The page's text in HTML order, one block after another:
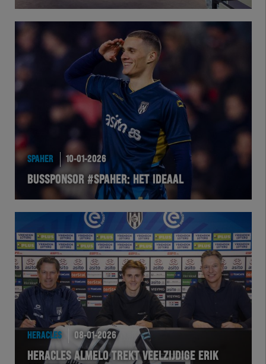
HERTEL
Heracles
BusinessClub
Foundation
Team Zwart Wit
Futsal
eSports
Academie
SPAHER 10-01-2026
BUSSPONSOR #SPAHER: HET IDEAAL
HERACLES 08-01-2026
HERACLES ALMELO TREKT VEELZIJDIGE ERIK